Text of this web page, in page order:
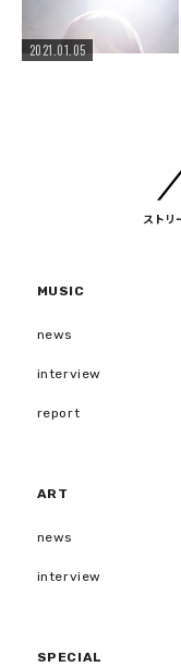
2021.01.05
ストリ
MUSIC
news
interview
report
ART
news
interview
SPECIAL